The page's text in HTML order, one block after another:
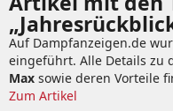
Auf Dampfanzeigen.de
eingeführt. Alle Details zu
Max sowie deren Vorteile
Zum Artikel